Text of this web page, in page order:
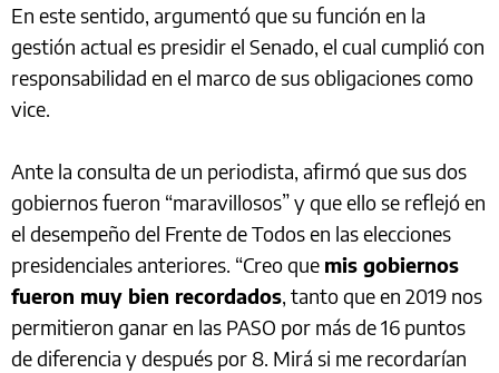
En este sentido, argumentó que su función en la
gestión actual es presidir el Senado, el cual cumplió con
responsabilidad en el marco de sus obligaciones como
vice.
Ante la consulta de un periodista, afirmó que sus dos
gobiernos fueron “maravillosos” y que ello se reflejó en
el desempeño del Frente de Todos en las elecciones
presidenciales anteriores. “Creo que mis gobiernos
fueron muy bien recordados, tanto que en 2019 nos
permitieron ganar en las PASO por más de 16 puntos
de diferencia y después por 8. Mirá si me recordarían